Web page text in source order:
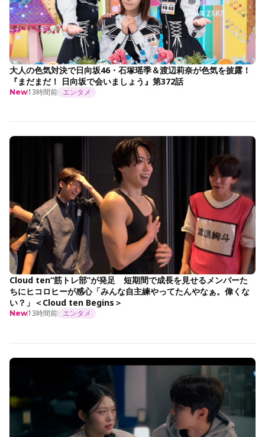
大人の色気対決で日向坂46・石塚瑶季＆渡辺莉奈が色気を披露！
『まだまだ！ 日向坂で会いましょう』第372話
New13時間前 エンタメ
Cloud ten“筋トレ部”が発足 短期間で成長を見せるメンバーた
ちにヒコロヒーが感心「みんな自主練やってたんやなぁ。偉くな
い？」＜Cloud ten Begins＞
New13時間前 エンタメ